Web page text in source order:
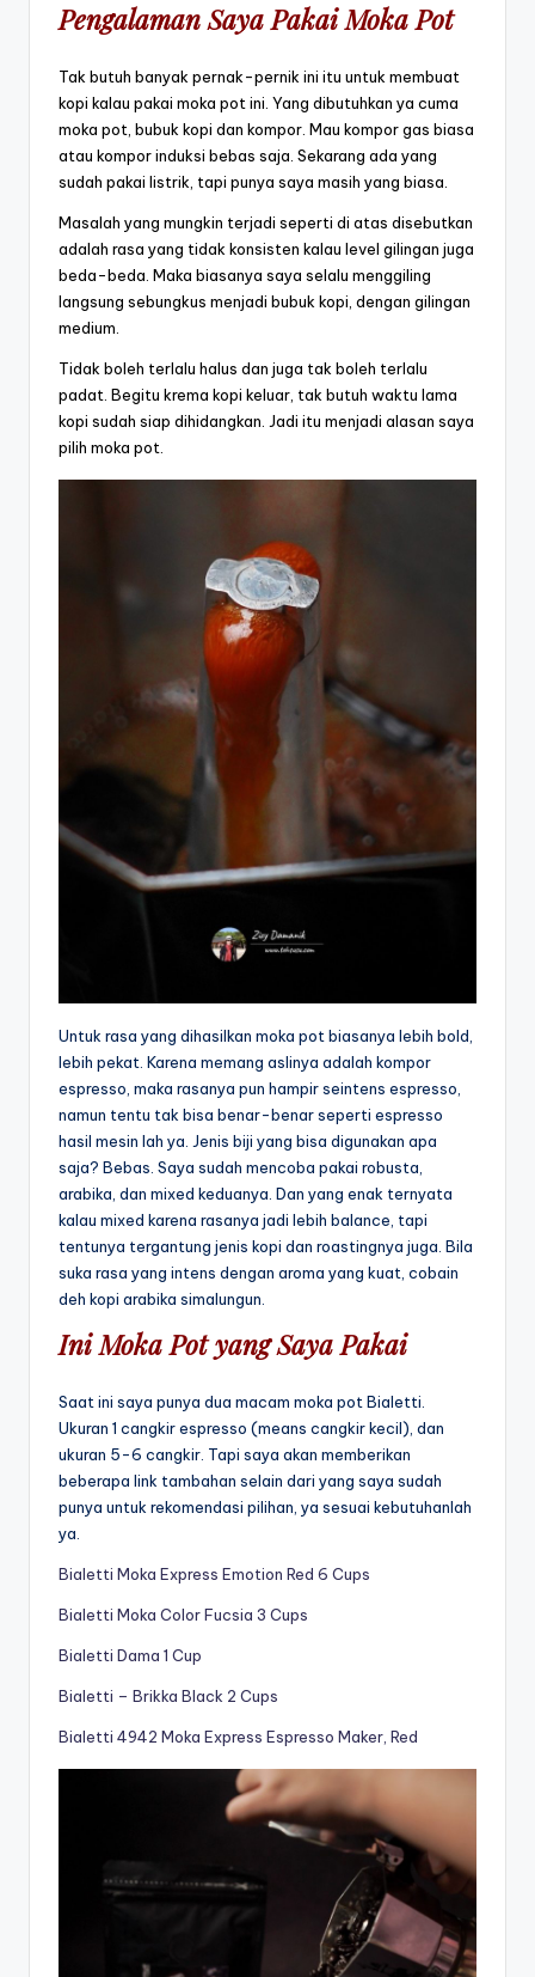
Pengalaman Saya Pakai Moka Pot
Tak butuh banyak pernak-pernik ini itu untuk membuat
kopi kalau pakai moka pot ini. Yang dibutuhkan ya cuma
moka pot, bubuk kopi dan kompor. Mau kompor gas biasa
atau kompor induksi bebas saja. Sekarang ada yang
sudah pakai listrik, tapi punya saya masih yang biasa.
Masalah yang mungkin terjadi seperti di atas disebutkan
adalah rasa yang tidak konsisten kalau level gilingan juga
beda-beda. Maka biasanya saya selalu menggiling
langsung sebungkus menjadi bubuk kopi, dengan gilingan
medium.
Tidak boleh terlalu halus dan juga tak boleh terlalu
padat. Begitu krema kopi keluar, tak butuh waktu lama
kopi sudah siap dihidangkan. Jadi itu menjadi alasan saya
pilih moka pot.
Untuk rasa yang dihasilkan moka pot biasanya lebih bold,
lebih pekat. Karena memang aslinya adalah kompor
espresso, maka rasanya pun hampir seintens espresso,
namun tentu tak bisa benar-benar seperti espresso
hasil mesin lah ya. Jenis biji yang bisa digunakan apa
saja? Bebas. Saya sudah mencoba pakai robusta,
arabika, dan mixed keduanya. Dan yang enak ternyata
kalau mixed karena rasanya jadi lebih balance, tapi
tentunya tergantung jenis kopi dan roastingnya juga. Bila
suka rasa yang intens dengan aroma yang kuat, cobain
deh kopi arabika simalungun.
Ini Moka Pot yang Saya Pakai
Saat ini saya punya dua macam moka pot Bialetti.
Ukuran 1 cangkir espresso (means cangkir kecil), dan
ukuran 5-6 cangkir. Tapi saya akan memberikan
beberapa link tambahan selain dari yang saya sudah
punya untuk rekomendasi pilihan, ya sesuai kebutuhanlah
ya.
Bialetti Moka Express Emotion Red 6 Cups
Bialetti Moka Color Fucsia 3 Cups
Bialetti Dama 1 Cup
Bialetti – Brikka Black 2 Cups
Bialetti 4942 Moka Express Espresso Maker, Red